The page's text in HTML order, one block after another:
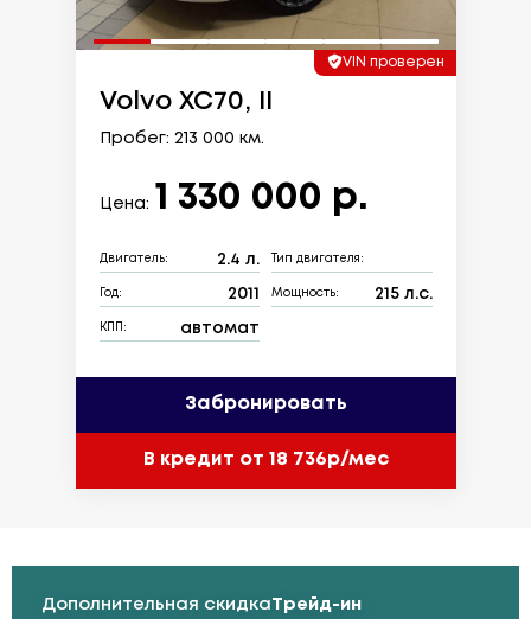
VIN проверен
Volvo XC70, II
Пробег: 213 000 км.
Цена: 1 330 000 р.
Двигатель: 2.4 л. Тип двигателя:
Год: 2011 Мощность: 215 л.с.
КПП: автомат
Забронировать
В кредит от 18 736р/мес
Дополнительная скидкаТрейд-ин